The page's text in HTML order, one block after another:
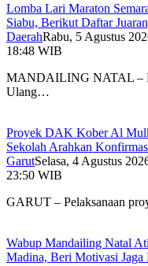
Lomba Lari Maraton
Siabu, Berikut Daftar
DaerahRabu, 5 Agustus
18:48 WIB
MANDAILING NATAL –
Ulang…
Proyek DAK Kober Al
Sekolah Arahkan
GarutSelasa, 4 Agustus
23:50 WIB
GARUT – Pelaksanaan
Wabup Mandailing Natal
Madina, Beri Motivasi Jaga